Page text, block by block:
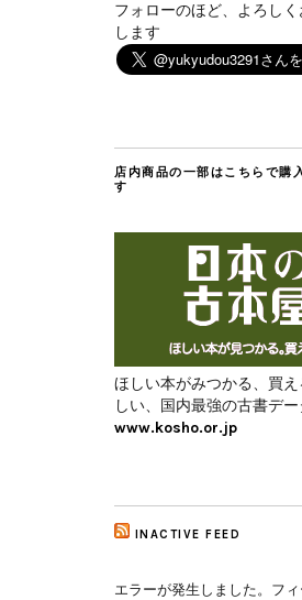
フォローのほど、よろし
します
店内商品の一部はこちらで購
す
ほしい本がみつかる、買
しい、国内最強の古書デー
www.kosho.or.jp
INACTIVE FEED
エラーが発生しました。フ